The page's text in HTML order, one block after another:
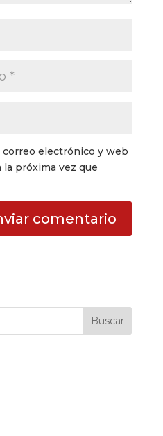
correo electrónico y web
próxima vez que